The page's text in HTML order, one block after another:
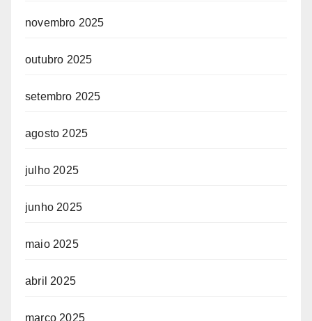
novembro 2025
outubro 2025
setembro 2025
agosto 2025
julho 2025
junho 2025
maio 2025
abril 2025
março 2025